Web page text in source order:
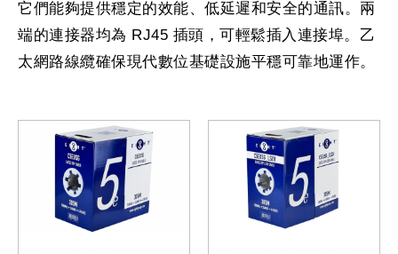
它們能夠提供穩定的效能、低延遲和安全的通訊。兩
端的連接器均為 RJ45 插頭，可輕鬆插入連接埠。乙
太網路線纜確保現代數位基礎設施平穩可靠地運作。